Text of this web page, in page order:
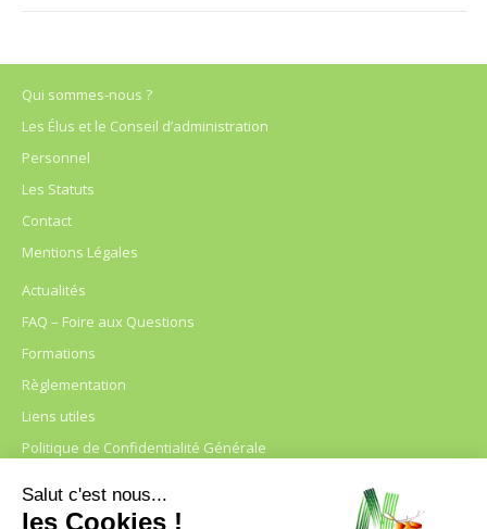
Qui sommes-nous ?
Les Élus et le Conseil d’administration
Personnel
Les Statuts
Contact
Mentions Légales
Actualités
FAQ – Foire aux Questions
Formations
Règlementation
Liens utiles
Politique de Confidentialité Générale